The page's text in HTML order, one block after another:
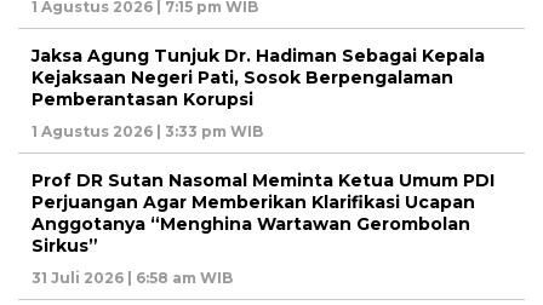
1 Agustus 2026 | 7:15 pm WIB
Jaksa Agung Tunjuk Dr. Hadiman Sebagai Kepala
Kejaksaan Negeri Pati, Sosok Berpengalaman
Pemberantasan Korupsi
1 Agustus 2026 | 3:33 pm WIB
Prof DR Sutan Nasomal Meminta Ketua Umum PDI
Perjuangan Agar Memberikan Klarifikasi Ucapan
Anggotanya “Menghina Wartawan Gerombolan
Sirkus”
31 Juli 2026 | 6:58 am WIB